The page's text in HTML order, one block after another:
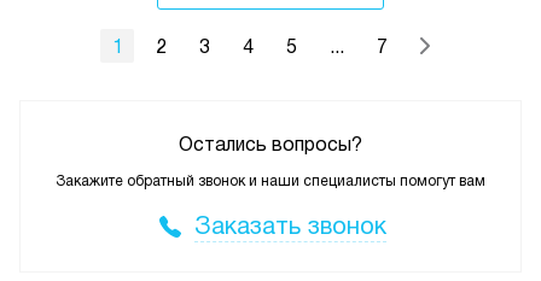
1 2 3 4 5 ... 7
Остались вопросы?
Закажите обратный звонок и наши специалисты помогут вам
Заказать звонок